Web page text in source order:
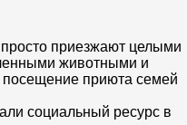
приезжают целыми
животными и
посещение приюта семей
социальный ресурс в